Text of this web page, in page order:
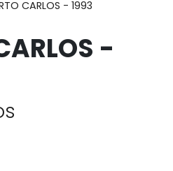
CARLOS - 1993
-